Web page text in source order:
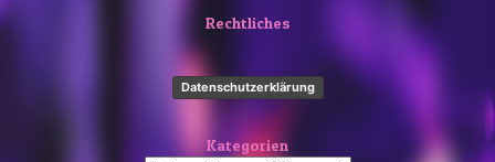
Rechtliches
Datenschutzerklärung
Kategorien